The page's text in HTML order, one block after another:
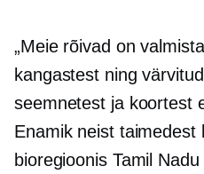
„Meie rõivad on
kangastest ning
seemnetest ja koortest
Enamik neist taimedest
bioregioonis Tamil